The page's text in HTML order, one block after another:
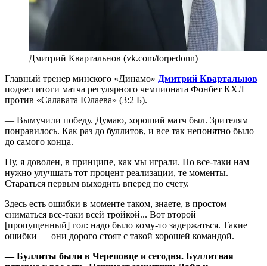
Дмитрий Квартальнов (vk.com/torpedonn)
Главный тренер минского «Динамо» Дмитрий Квартальнов
подвел итоги матча регулярного чемпионата Фонбет КХЛ
против «Салавата Юлаева» (3:2 Б).
— Вымучили победу. Думаю, хороший матч был. Зрителям
понравилось. Как раз до буллитов, и все так непонятно было
до самого конца.
Ну, я доволен, в принципе, как мы играли. Но все-таки нам
нужно улучшать тот процент реализации, те моменты.
Стараться первым выходить вперед по счету.
Здесь есть ошибки в моменте таком, знаете, в простом
сниматься все-таки всей тройкой... Вот второй
[пропущенный] гол: надо было кому-то задержаться. Такие
ошибки — они дорого стоят с такой хорошей командой.
— Буллиты были в Череповце и сегодня. Буллитная